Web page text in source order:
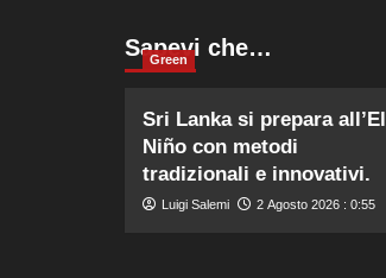
Sapevi che…
Green
Sri Lanka si prepara all’El
Niño con metodi
tradizionali e innovativi.
Luigi Salemi 2 Agosto 2026 : 0:55